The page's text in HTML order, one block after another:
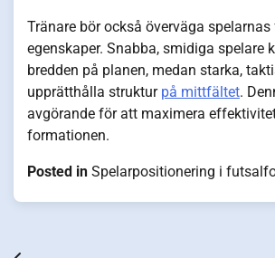
Tränare bör också överväga
egenskaper. Snabba, smidiga spelare
bredden på planen, medan starka,
upprätthålla struktur på mittfältet.
avgörande för att maximera
formationen.
Posted in Spelarpositionering i